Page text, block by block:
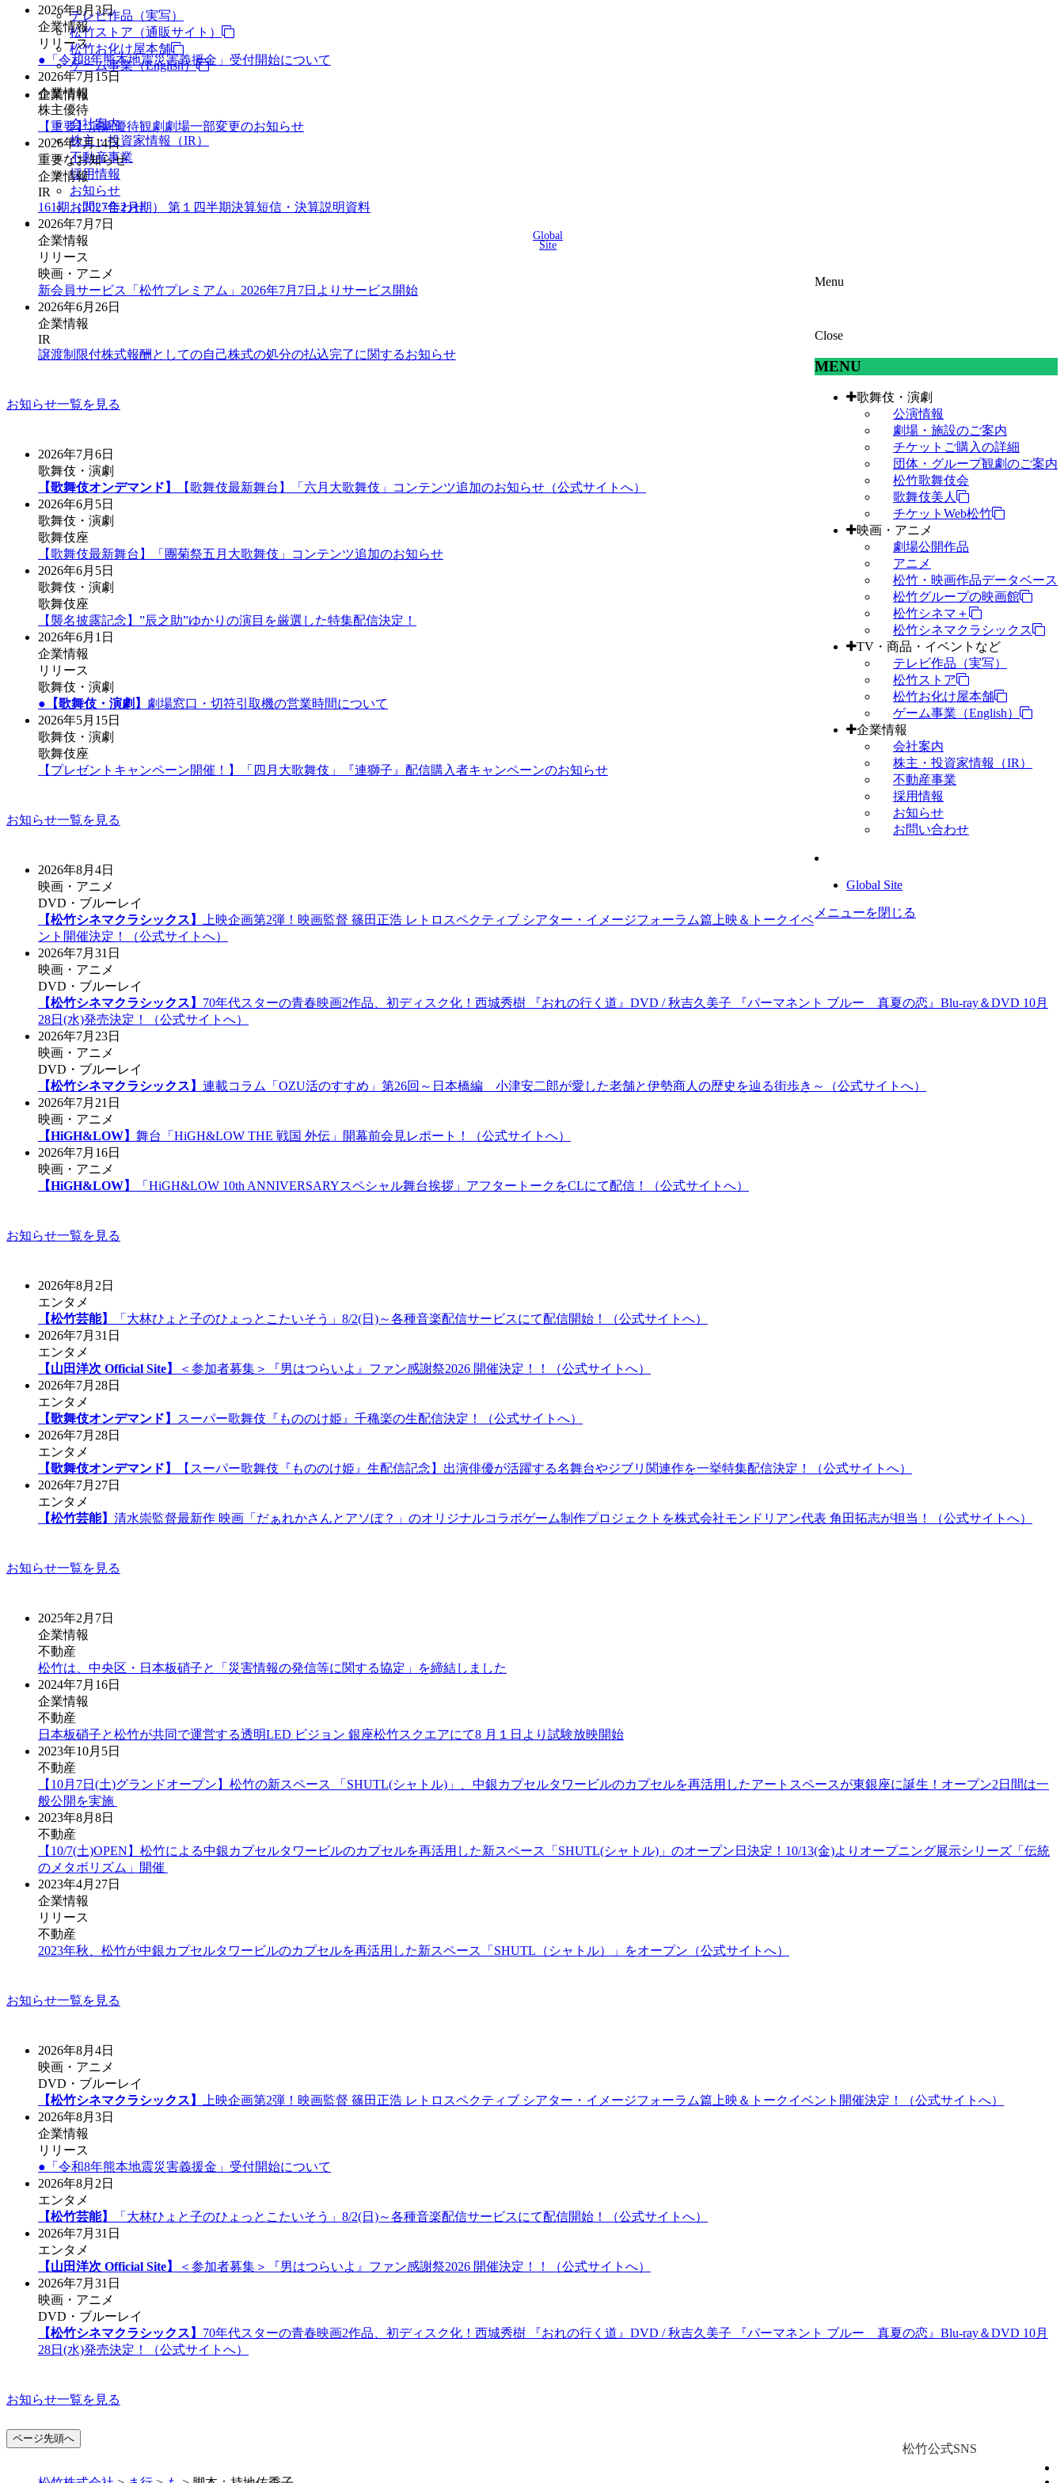
テレビ作品（実写）
松竹ストア（通販サイト）
松竹お化け屋本舗
ゲーム事業（English）
企業情報
会社案内
株主・投資家情報（IR）
不動産事業
採用情報
お知らせ
お問い合わせ
Global
Site
Menu
Close
MENU
歌舞伎・演劇
公演情報
劇場・施設のご案内
チケットご購入の詳細
団体・グループ観劇のご案内
松竹歌舞伎会
歌舞伎美人
チケットWeb松竹
映画・アニメ
劇場公開作品
アニメ
松竹・映画作品データベース
松竹グループの映画館
松竹シネマ＋
松竹シネマクラシックス
TV・商品・イベントなど
テレビ作品（実写）
松竹ストア
松竹お化け屋本舗
ゲーム事業（English）
企業情報
会社案内
株主・投資家情報（IR）
不動産事業
採用情報
お知らせ
お問い合わせ
Global Site
メニューを閉じる
2026年8月3日
企業情報
リリース
●「令和8年熊本地震災害義援金」受付開始について
2026年7月15日
企業情報
株主優待
【重要】演劇優待観劇劇場一部変更のお知らせ
2026年7月14日
重要なお知らせ
企業情報
IR
161期（2027年2月期） 第１四半期決算短信・決算説明資料
2026年7月7日
企業情報
リリース
映画・アニメ
新会員サービス「松竹プレミアム」2026年7月7日よりサービス開始
2026年6月26日
企業情報
IR
譲渡制限付株式報酬としての自己株式の処分の払込完了に関するお知らせ
お知らせ一覧を見る
2026年7月6日
歌舞伎・演劇
【歌舞伎オンデマンド】
【歌舞伎最新舞台】「六月大歌舞伎」コンテンツ追加のお知らせ（公式サイトへ）
2026年6月5日
歌舞伎・演劇
歌舞伎座
【歌舞伎最新舞台】「團菊祭五月大歌舞伎」コンテンツ追加のお知らせ
2026年6月5日
歌舞伎・演劇
歌舞伎座
【襲名披露記念】”辰之助”ゆかりの演目を厳選した特集配信決定！
2026年6月1日
企業情報
リリース
歌舞伎・演劇
● 【歌舞伎・演劇】 劇場窓口・切符引取機の営業時間について
2026年5月15日
歌舞伎・演劇
歌舞伎座
【プレゼントキャンペーン開催！】「四月大歌舞伎」『連獅子』配信購入者キャンペーンのお知らせ
お知らせ一覧を見る
2026年8月4日
映画・アニメ
DVD・ブルーレイ
【松竹シネマクラシックス】
上映企画第2弾！映画監督 篠田正浩 レトロスペクティブ シアター・イメージフォーラム篇上映＆トークイベ
ント開催決定！（公式サイトへ）
2026年7月31日
映画・アニメ
DVD・ブルーレイ
【松竹シネマクラシックス】 70年代スターの青春映画2作品、初ディスク化！西城秀樹 『おれの行く道』DVD / 秋吉久美子 『パーマネント ブルー 真夏の恋』Blu-ray＆DVD 10月
28日(水)発売決定！（公式サイトへ）
2026年7月23日
映画・アニメ
DVD・ブルーレイ
【松竹シネマクラシックス】 連載コラム「OZU活のすすめ」第26回～日本橋編 小津安二郎が愛した老舗と伊勢商人の歴史を辿る街歩き～（公式サイトへ）
2026年7月21日
映画・アニメ
【HiGH&LOW】 舞台「HiGH&LOW THE 戦国 外伝」開幕前会見レポート！（公式サイトへ）
2026年7月16日
映画・アニメ
【HiGH&LOW】
「HiGH&LOW 10th ANNIVERSARYスペシャル舞台挨拶」アフタートークをCLにて配信！（公式サイトへ）
お知らせ一覧を見る
2026年8月2日
エンタメ
【松竹芸能】
「大林ひょと子のひょっとこたいそう」8/2(日)～各種音楽配信サービスにて配信開始！（公式サイトへ）
2026年7月31日
エンタメ
【山田洋次 Official Site】
＜参加者募集＞『男はつらいよ』ファン感謝祭2026 開催決定！！（公式サイトへ）
2026年7月28日
エンタメ
【歌舞伎オンデマンド】
スーパー歌舞伎『もののけ姫』千穐楽の生配信決定！（公式サイトへ）
2026年7月28日
エンタメ
【歌舞伎オンデマンド】
【スーパー歌舞伎『もののけ姫』生配信記念】出演俳優が活躍する名舞台やジブリ関連作を一挙特集配信決定！（公式サイトへ）
2026年7月27日
エンタメ
【松竹芸能】 清水崇監督最新作 映画「だぁれかさんとアソぼ？」のオリジナルコラボゲーム制作プロジェクトを株式会社モンドリアン代表 角田拓志が担当！（公式サイトへ）
お知らせ一覧を見る
2025年2月7日
企業情報
不動産
松竹は、中央区・日本板硝子と「災害情報の発信等に関する協定」を締結しました
2024年7月16日
企業情報
不動産
日本板硝子と松竹が共同で運営する透明LED ビジョン 銀座松竹スクエアにて8 月１日より試験放映開始
2023年10月5日
不動産
【10⽉7⽇(⼟)グランドオープン】松⽵の新スペース 「SHUTL(シャトル)」、中銀カプセルタワービルのカプセルを再活⽤したアートスペースが東銀座に誕⽣！オープン2⽇間は⼀
般公開を実施
2023年8月8日
不動産
【10/7(土)OPEN】松竹による中銀カプセルタワービルのカプセルを再活用した新スペース「SHUTL(シャトル)」のオープン日決定！10/13(金)よりオープニング展示シリーズ「伝統
のメタボリズム」開催
2023年4月27日
企業情報
リリース
不動産
2023年秋、松竹が中銀カプセルタワービルのカプセルを再活用した新スペース「SHUTL（シャトル）」をオープン（公式サイトへ）
お知らせ一覧を見る
2026年8月4日
映画・アニメ
DVD・ブルーレイ
【松竹シネマクラシックス】
上映企画第2弾！映画監督 篠田正浩 レトロスペクティブ シアター・イメージフォーラム篇上映＆トークイベント開催決定！（公式サイトへ）
2026年8月3日
企業情報
リリース
●「令和8年熊本地震災害義援金」受付開始について
2026年8月2日
エンタメ
【松竹芸能】
「大林ひょと子のひょっとこたいそう」8/2(日)～各種音楽配信サービスにて配信開始！（公式サイトへ）
2026年7月31日
エンタメ
【山田洋次 Official Site】
＜参加者募集＞『男はつらいよ』ファン感謝祭2026 開催決定！！（公式サイトへ）
2026年7月31日
映画・アニメ
DVD・ブルーレイ
【松竹シネマクラシックス】 70年代スターの青春映画2作品、初ディスク化！西城秀樹 『おれの行く道』DVD / 秋吉久美子 『パーマネント ブルー 真夏の恋』Blu-ray＆DVD 10月
28日(水)発売決定！（公式サイトへ）
お知らせ一覧を見る
ページ先頭へ
松竹公式SNS